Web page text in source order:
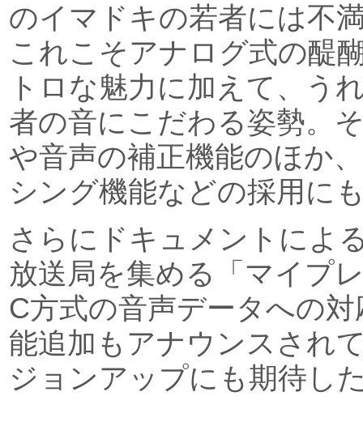
のイマドキの若者には不
これこそアナログ式の醍
トロな魅力に加えて、う
者の音にこだわる姿勢。
や音声の補正機能のほか
シング機能などの採用に
さらにドキュメントによ
放送局を集める「マイプ
C方式の音声データへの
能追加もアナウンスされ
ジョンアップにも期待し